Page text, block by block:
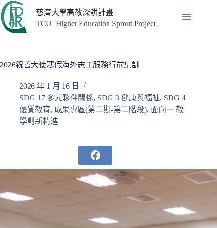
跳
至
主
容
慈濟大學高教深耕計畫
TCU_Higher Education Sprout Project
2026親善大使寒假海外志工服務行前集訓
2026 年 1 月 16 日
SDG 17 多元夥伴關係, SDG 3 健康與福祉, SDG 4
優質教育, 成果專區(第二期-第二階段), 面向一 教
學創新精進